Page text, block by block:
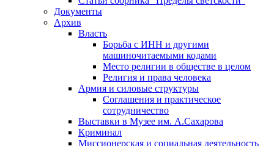
Документы
Архив
Власть
Борьба с ИНН и другими
машиночитаемыми кодами
Место религии в обществе в целом
Религия и права человека
Армия и силовые структуры
Соглашения и практическое
сотрудничество
Выставки в Музее им. А.Сахарова
Криминал
Миссионерская и социальная деятельность